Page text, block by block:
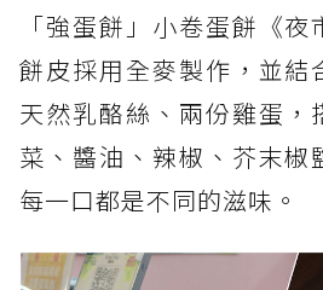
「強蛋餅」小卷蛋餅《夜
餅皮採用全麥製作，並結
天然乳酪絲、兩份雞蛋，
菜、醬油、辣椒、芥末椒
每一口都是不同的滋味。